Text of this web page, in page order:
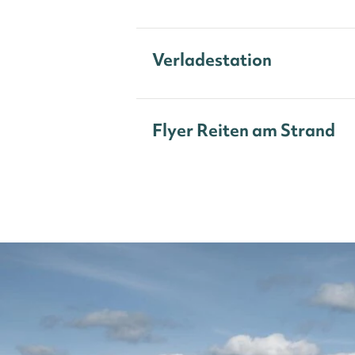
Verladestation
Flyer Reiten am Strand